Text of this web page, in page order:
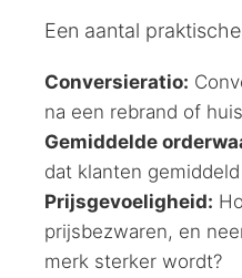
Een aantal
Conversieratio:
na een rebrand of
Gemiddelde
dat klanten
Prijsgevoeligheid:
prijsbezwaren, en
merk sterker wordt?